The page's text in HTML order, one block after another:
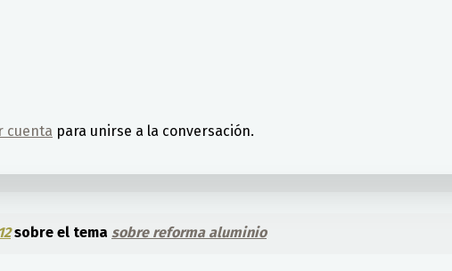
cuenta para unirse a la conversación.
sobre el tema sobre reforma aluminio